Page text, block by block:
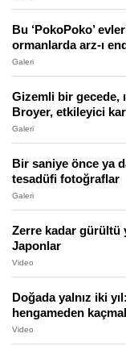
Bu ‘PokoPoko’
ormanlarda arz-ı
Galeri
Gizemli bir gecede,
Broyer, etkileyici
Galeri
Bir saniye önce ya
tesadüfi fotoğraflar
Galeri
Zerre kadar gürültü
Japonlar
Video
Doğada yalnız iki
hengameden
Video